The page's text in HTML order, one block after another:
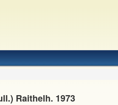
Raithelh. 1973